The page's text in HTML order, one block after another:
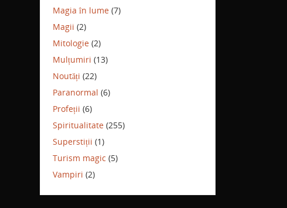
Magia în lume (7)
Magii (2)
Mitologie (2)
Mulțumiri (13)
Noutăți (22)
Paranormal (6)
Profeții (6)
Spiritualitate (255)
Superstiții (1)
Turism magic (5)
Vampiri (2)